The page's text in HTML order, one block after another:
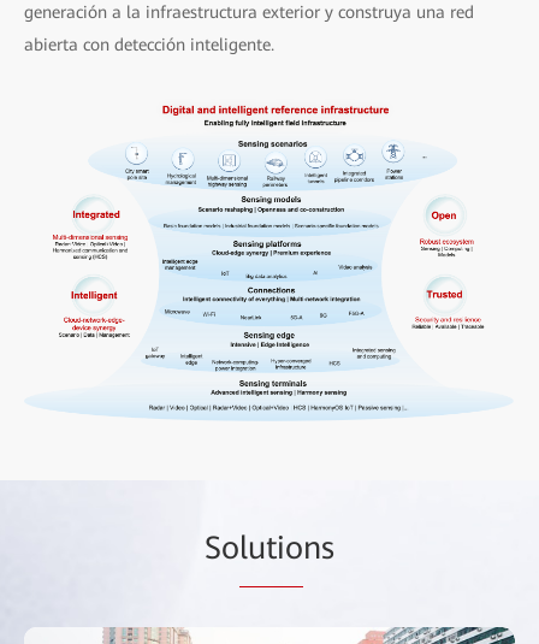
generación a la infraestructura exterior y construya una red
abierta con detección inteligente.
Solutions